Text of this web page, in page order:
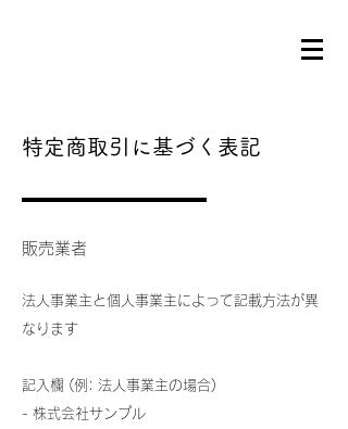
特定商取引に基づく表記
販売業者
法人事業主と個人事業主によって記載方法が異
なります
記入欄 (例: 法人事業主の場合)
- 株式会社サンプル